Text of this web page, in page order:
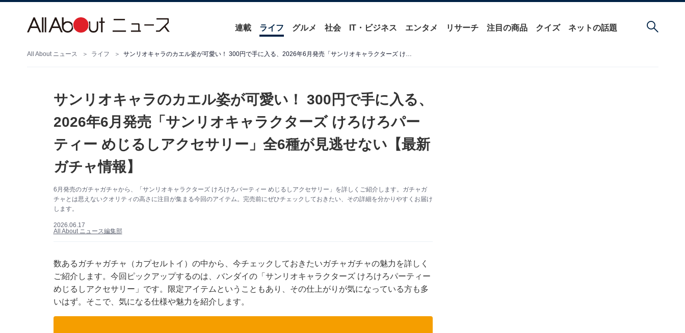
連載 ライフ グルメ 社会 IT・ビジネス エンタメ リサーチ 注目の商品 クイズ ネットの話題
All About ニュース ライフ サンリオキャラのカエル姿が可愛い！ 300円で手に入る、2026年6月発売「サンリオキャラクターズ けろけろパーティー めじるしアクセサリー」全6種が見逃せない【最新ガチャ情報】
サンリオキャラのカエル姿が可愛い！ 300円で手に入る、
2026年6月発売「サンリオキャラクターズ けろけろパー
ティー めじるしアクセサリー」全6種が見逃せない【最新
ガチャ情報】
6月発売のガチャガチャから、「サンリオキャラクターズ けろけろパーティー めじるしアクセサリー」を詳しくご紹介します。ガチャガ
チャとは思えないクオリティの高さに注目が集まる今回のアイテム。完売前にぜひチェックしておきたい、その詳細を分かりやすくお届け
します。
2026.06.17
All About ニュース編集部
数あるガチャガチャ（カプセルトイ）の中から、今チェックしておきたいガチャガチャの魅力を詳しく
ご紹介します。今回ピックアップするのは、バンダイの「サンリオキャラクターズ けろけろパーティー
めじるしアクセサリー」です。限定アイテムということもあり、その仕上がりが気になっている方も多
いはず。そこで、気になる仕様や魅力を紹介します。